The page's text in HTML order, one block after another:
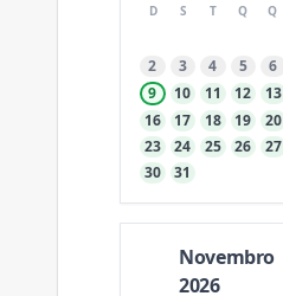
D S T Q Q
2
3 4 5 6
9
10 11 12 13
16
17 18 19 20
23
24 25 26 27
30
31
Novembro
2026